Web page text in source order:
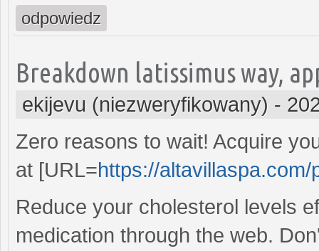
odpowiedz
Breakdown latissimus way,
ekijevu (niezweryfikowany) -
Zero reasons to wait! Acquire
at [URL=https://
Reduce your cholesterol levels
medication through the web.